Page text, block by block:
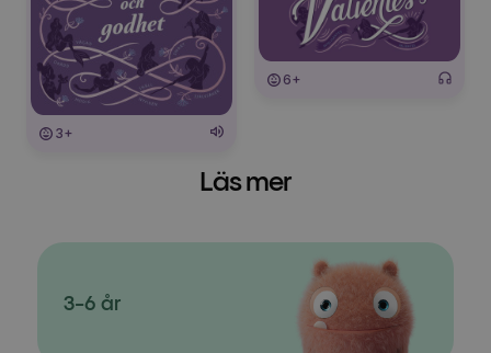
3+
6+
Läs mer
3-6 år